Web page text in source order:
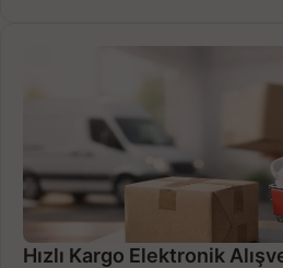
Hızlı Kargo Elektronik